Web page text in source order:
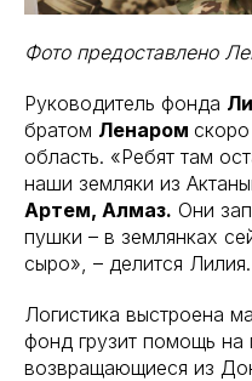
Фото предоставлено
Руководитель фонда
братом Ленаром
область. «Ребят там
наши земляки из
Артем, Алмаз. Они
пушки – в землянках
сыро», – делится Лилия.
Логистика выстроена
фонд грузит помощь
возвращающиеся из